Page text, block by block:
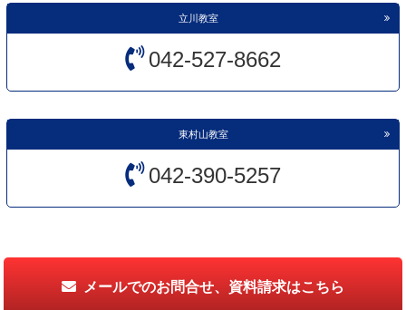
立川教室
042-527-8662
東村山教室
042-390-5257
メールでのお問合せ、資料請求はこちら